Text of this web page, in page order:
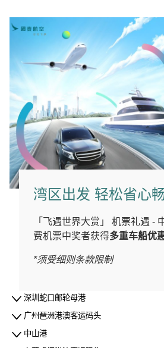
湾区出发 轻松省心
「飞遇世界大赏」 机票礼遇 -
费机票中奖者获得多重车船优
*须受细则条款限制
深圳蛇口邮轮母港
广州琶洲港澳客运码头
中山港